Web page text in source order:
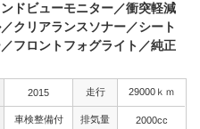
ドビューモニター／衝突軽減
クリアランスソナー／シート
フロントフォグライト／純正
2015 走行 29000ｋｍ
車検整備付 排気量 2000cc